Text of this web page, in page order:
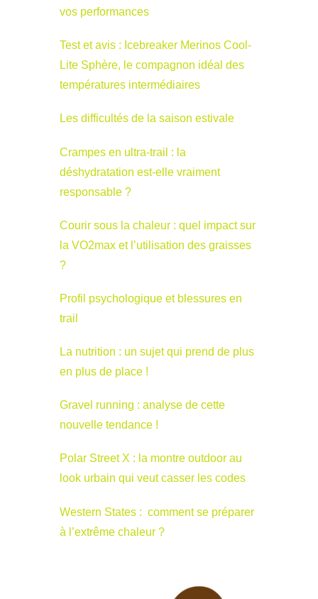
vos performances
Test et avis : Icebreaker Merinos Cool-
Lite Sphère, le compagnon idéal des
températures intermédiaires
Les difficultés de la saison estivale
Crampes en ultra-trail : la
déshydratation est-elle vraiment
responsable ?
Courir sous la chaleur : quel impact sur
la VO2max et l’utilisation des graisses
?
Profil psychologique et blessures en
trail
La nutrition : un sujet qui prend de plus
en plus de place !
Gravel running : analyse de cette
nouvelle tendance !
Polar Street X : la montre outdoor au
look urbain qui veut casser les codes
Western States : comment se préparer
à l’extrême chaleur ?